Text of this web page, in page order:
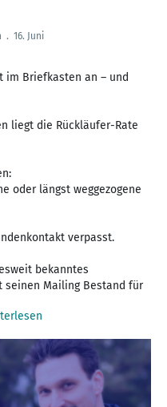
. 16. Juni
Briefkasten an – und
liegt die Rückläufer-Rate
oder längst weggezogene
verpasst.
bekanntes
seinen Mailing Bestand für